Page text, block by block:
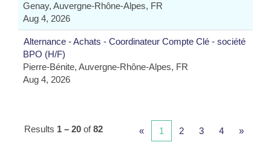
Genay, Auvergne-Rhône-Alpes, FR
Aug 4, 2026
Alternance - Achats - Coordinateur Compte Clé - société
BPO (H/F)
Pierre-Bénite, Auvergne-Rhône-Alpes, FR
Aug 4, 2026
Results 1 – 20 of82 « 1 2 3 4 »